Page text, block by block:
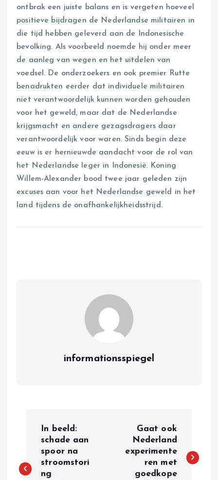
ontbrak een juiste balans en is vergeten hoeveel
positieve bijdragen de Nederlandse militairen in
die tijd hebben geleverd aan de Indonesische
bevolking. Als voorbeeld noemde hij onder meer
de aanleg van wegen en het uitdelen van
voedsel. De onderzoekers en ook premier Rutte
benadrukten eerder dat individuele militairen
niet verantwoordelijk kunnen worden gehouden
voor het geweld, maar dat de Nederlandse
krijgsmacht en andere gezagsdragers daar
verantwoordelijk voor waren. Sinds begin deze
eeuw is er hernieuwde aandacht voor de rol van
het Nederlandse leger in Indonesië. Koning
Willem-Alexander bood twee jaar geleden zijn
excuses aan voor het Nederlandse geweld in het
land tijdens de onafhankelijkheidsstrijd.
informationsspiegel
s
In beeld:
schade aan
spoor na
stroomstori
ng
Gaat ook
Nederland
experimente
ren met
goedkope